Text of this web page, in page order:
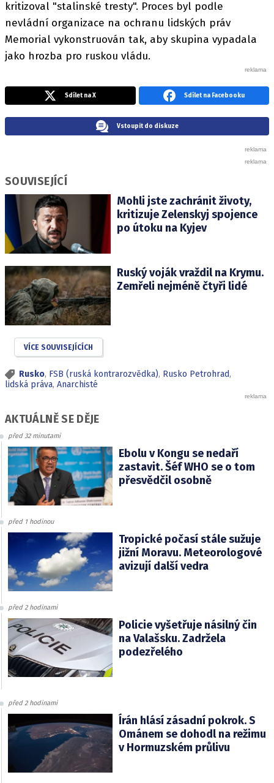
kritizoval "stalinské tresty". Proces byl podle
nevládní organizace na ochranu lidských práv
Memorial vykonstruován tak, aby skupina vypadala
jako hrozba pro ruskou vládu.
Sdílet na X Sdílet na Facebooku
Vstoupit do diskuze
SOUVISEJÍCÍ
Mohli jste zachránit životy,
kritizuje Zelenskyj spojence
po útoku na Kyjev
Ruský voják vraždil na Krymu.
Zemřeli nejméně čtyři lidé
VÍCE SOUVISEJÍCÍCH
Rusko, FSB (ruská kontrarozvědka), Rusko Petrohrad,
lidská práva, Anarchisté
AKTUÁLNĚ SE DĚJE
před 32 minutami
Ebolu v Kongu se nedaří
zastavit. Šéf WHO se o tom
přesvědčil osobně
před 1 hodinou
Tropické počasí stále sužuje
jižní Moravu. Meteorologové
avizují další vedra
před 2 hodinami
Policie vyšetřuje násilný čin
na Valašsku. Zadržela
podezřelého
před 2 hodinami
Írán hlásí zásadní pokrok. S
Ománem se dohodl na režimu
v Hormuzském průlivu